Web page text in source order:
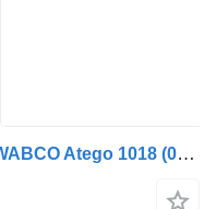
Главен вентил за сопирање WABCO Atego 1018 (01.98-12.04) 4613152630 за камион влекач Mercedes-Benz Atego, Atego 2, Atego 3 (1996-)